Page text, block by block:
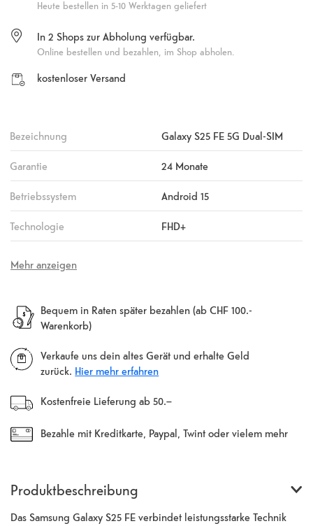
Heute bestellen in 5-10 Werktagen geliefert
In 2Shops zur Abholung verfügbar.
Online bestellen und bezahlen, im Shop abholen.
kostenloser Versand
Bezeichnung Galaxy S25 FE 5G Dual-SIM
Garantie 24 Monate
Betriebssystem Android 15
Technologie FHD+
Mehr anzeigen
Bequem in Raten später bezahlen (ab CHF 100.-
Warenkorb)
Verkaufe uns dein altes Gerät und erhalte Geld
zurück. Hier mehr erfahren
Kostenfreie Lieferung ab 50.–
Bezahle mit Kreditkarte, Paypal, Twint oder vielem mehr
Produktbeschreibung
Das Samsung Galaxy S25 FE verbindet leistungsstarke Technik